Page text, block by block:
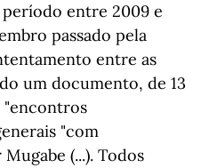
entre 2009 e
passado pela
entre as
um documento, de 13
"encontros
"com
(...). Todos